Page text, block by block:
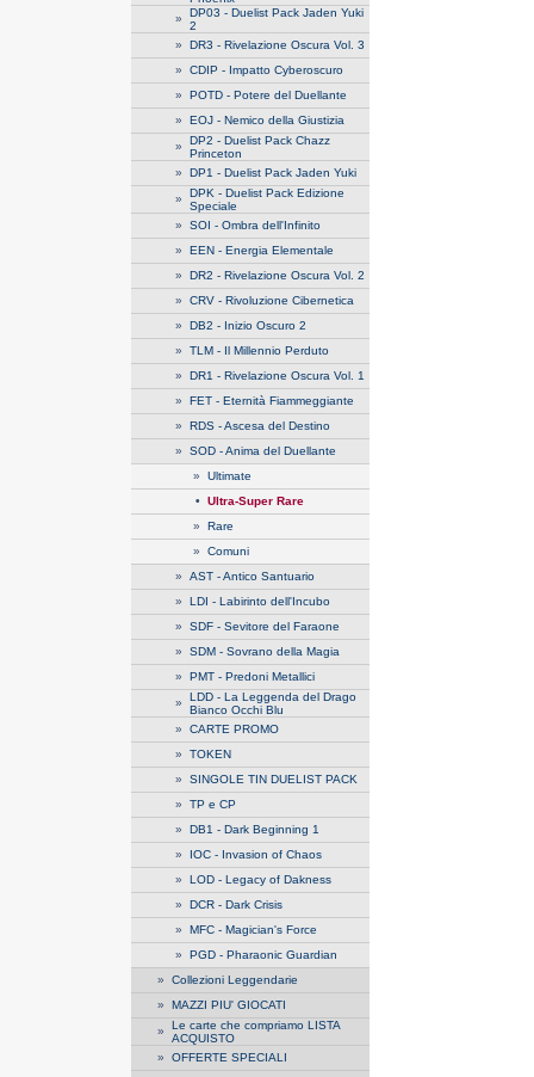
» DP03 - Duelist Pack Jaden Yuki
2
» DR3 - Rivelazione Oscura Vol. 3
» CDIP - Impatto Cyberoscuro
» POTD - Potere del Duellante
» EOJ - Nemico della Giustizia
» DP2 - Duelist Pack Chazz
Princeton
» DP1 - Duelist Pack Jaden Yuki
» DPK - Duelist Pack Edizione
Speciale
» SOI - Ombra dell'Infinito
» EEN - Energia Elementale
» DR2 - Rivelazione Oscura Vol. 2
» CRV - Rivoluzione Cibernetica
» DB2 - Inizio Oscuro 2
» TLM - Il Millennio Perduto
» DR1 - Rivelazione Oscura Vol. 1
» FET - Eternità Fiammeggiante
» RDS - Ascesa del Destino
» SOD - Anima del Duellante
» Ultimate
• Ultra-Super Rare
» Rare
» Comuni
» AST - Antico Santuario
» LDI - Labirinto dell'Incubo
» SDF - Sevitore del Faraone
» SDM - Sovrano della Magia
» PMT - Predoni Metallici
» LDD - La Leggenda del Drago
Bianco Occhi Blu
» CARTE PROMO
» TOKEN
» SINGOLE TIN DUELIST PACK
» TP e CP
» DB1 - Dark Beginning 1
» IOC - Invasion of Chaos
» LOD - Legacy of Dakness
» DCR - Dark Crisis
» MFC - Magician's Force
» PGD - Pharaonic Guardian
» Collezioni Leggendarie
» MAZZI PIU' GIOCATI
» Le carte che compriamo LISTA
ACQUISTO
» OFFERTE SPECIALI